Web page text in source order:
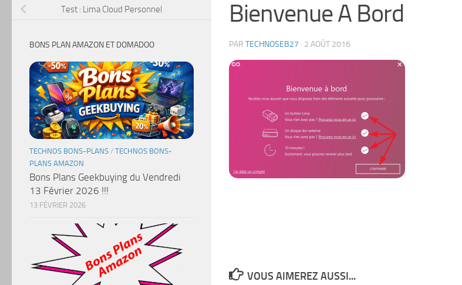
Bienvenue A Bord
PAR TECHNOSEB27 · 2 AOÛT 2016
VOUS AIMEREZ AUSSI...
Test : Lima Cloud Personnel
BONS PLAN AMAZON ET DOMADOO
TECHNOS BONS-PLANS / TECHNOS BONS-
PLANS AMAZON
Bons Plans Geekbuying du Vendredi
13 Février 2026 !!!
13 FÉVRIER 2026